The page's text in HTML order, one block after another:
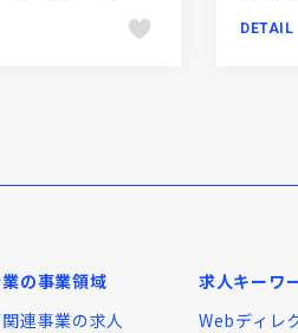
DETAIL
の事業領域
連事業の求人
求人キーワ
Webディレ